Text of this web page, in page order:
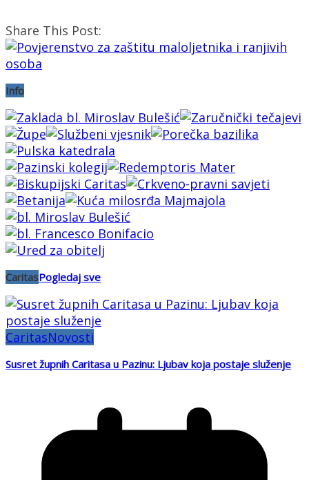
Share This Post:
Info
CaritasPogledaj sve
CaritasNovosti
Susret župnih Caritasa u Pazinu: Ljubav koja postaje služenje